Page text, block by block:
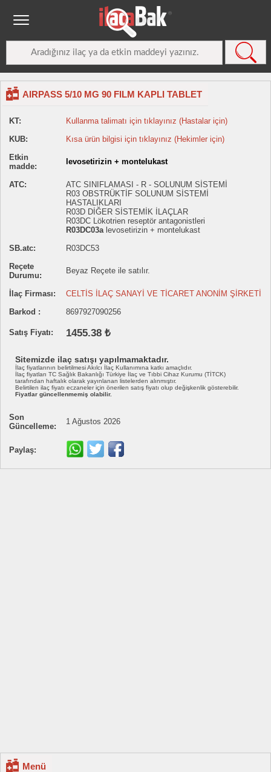
AIRPASS 5/10 MG 90 FILM KAPLI TABLET
KT:
Kullanma talimatı için tıklayınız (Hastalar için)
KUB:
Kısa ürün bilgisi için tıklayınız (Hekimler için)
Etkin
madde:
levosetirizin + montelukast
ATC:
ATC SINIFLAMASI - R - SOLUNUM SİSTEMİ
R03 OBSTRÜKTİF SOLUNUM SİSTEMİ
HASTALIKLARI
R03D DİĞER SİSTEMİK İLAÇLAR
R03DC Lökotrien reseptör antagonistleri
R03DC03alevosetirizin + montelukast
SB.atc:
R03DC53
Reçete
Durumu:
Beyaz Reçete ile satılır.
İlaç Firması:
CELTİS İLAÇ SANAYİ VE TİCARET ANONİM ŞİRKETİ
Barkod :
8697927090256
Satış Fiyatı: 1455.38 ₺
Sitemizde ilaç satışı yapılmamaktadır.
İlaç fiyatlarının belirtilmesi Akılcı İlaç Kullanımına katkı amaçlıdır.
İlaç fiyatları TC Sağlık Bakanlığı Türkiye İlaç ve Tıbbi Cihaz Kurumu (TİTCK)
tarafından haftalık olarak yayınlanan listelerden alınmıştır.
Belirtilen ilaç fiyatı eczaneler için önerilen satış fiyatı olup değişkenlik gösterebilir.
Fiyatlar güncellenmemiş olabilir.
Son
Güncelleme:
1 Ağustos 2026
Paylaş:
Menü